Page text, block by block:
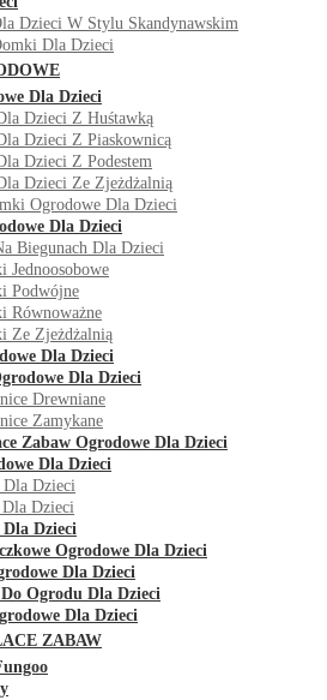
Dzieci W Stylu Skandynawskim
Dla Dzieci
Dla Dzieci
Dzieci Z Huśtawką
Dzieci Z Piaskownicą
Dzieci Z Podestem
Dzieci Ze Zjeżdżalnią
Ogrodowe Dla Dzieci
Dla Dzieci
Biegunach Dla Dzieci
Jednoosobowe
Podwójne
Równoważne
Ze Zjeżdżalnią
Dla Dzieci
Dla Dzieci
Drewniane
Zamykane
Zabaw Ogrodowe Dla Dzieci
Dla Dzieci
Dzieci
Dzieci
Dzieci
Ogrodowe Dla Dzieci
Dla Dzieci
Ogrodu Dla Dzieci
Dla Dzieci
ZABAW